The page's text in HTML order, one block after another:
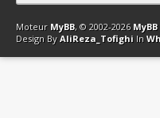
Contact Club Affiliation
Moteur MyBB, © 2002-2026
Design By AliReza_Tofighi In